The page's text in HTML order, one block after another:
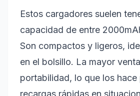
Estos cargadores suelen
capacidad de entre
Son compactos y ligeros,
en el bolsillo. La mayor
portabilidad, lo que los
recargas rápidas en